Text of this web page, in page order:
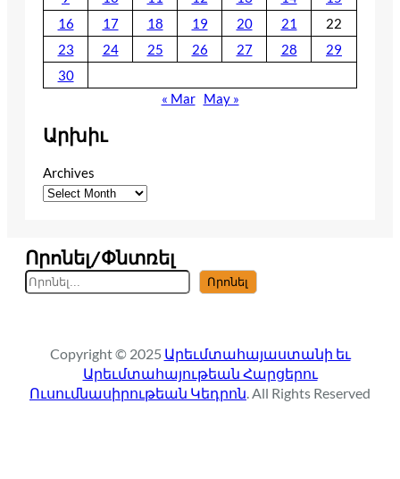
16
17 18 19 20 21
22
23
24 25 26 27 28
29
30
« Mar May »
Արխիւ
Archives
Որոնել/Փնտռել
S
e
c
h
Որոնել
Copyright © 2025 Արեւմտահայաստանի եւ
Արեւմտահայութեան Հարցերու
Ուսումնասիրութեան Կեդրոն . All Rights Reserved